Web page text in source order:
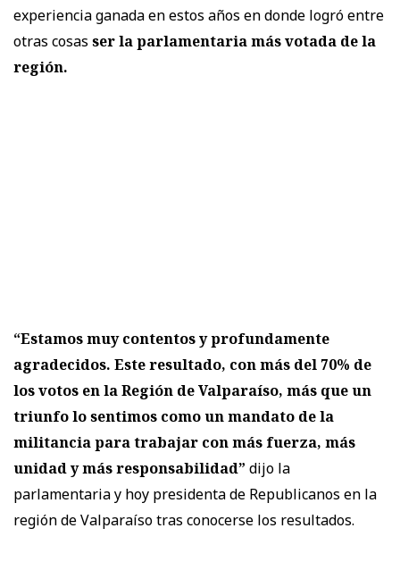
experiencia ganada en estos años en donde logró entre
otras cosas ser la parlamentaria más votada de la
región.
“Estamos muy contentos y profundamente
agradecidos. Este resultado, con más del 70% de
los votos en la Región de Valparaíso, más que un
triunfo lo sentimos como un mandato de la
militancia para trabajar con más fuerza, más
unidad y más responsabilidad” dijo la
parlamentaria y hoy presidenta de Republicanos en la
región de Valparaíso tras conocerse los resultados.